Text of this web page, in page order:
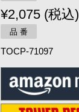
¥2,075 (税込)
品 番
TOCP-71097